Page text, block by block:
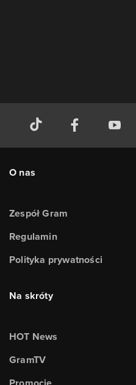
O nas
Zespół Gram
Regulamin
Polityka prywatności
Na skróty
HOT News
GramTV